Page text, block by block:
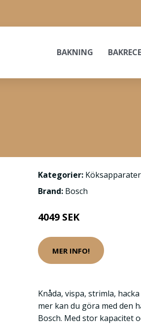
BAKNING
Kategorier: Köksapparater
Brand: Bosch
4049 SEK
MER INFO!
Knåda, vispa, strimla,
mer kan du göra med den
Bosch. Med stor kapacitet